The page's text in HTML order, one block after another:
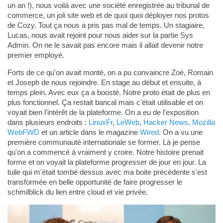
un an !), nous voilà avec une société enregistrée au tribunal de
commerce, un joli site web et de quoi quoi déployer nos protos
de Cozy. Tout ça nous a pris pas mal de temps. Un stagiaire,
Lucas, nous avait rejoint pour nous aider sur la partie Sys
Admin. On ne le savait pas encore mais il allait devenir notre
premier employé.
Forts de ce qu'on avait monté, on a pu convaincre Zoé, Romain
et Joseph de nous rejoindre. En stage au début et ensuite, à
temps plein. Avec eux ça a boosté. Notre proto était de plus en
plus fonctionnel. Ça restait bancal mais c'était utilisable et on
voyait bien l'intérêt de la plateforme. On a eu de l'exposition
dans plusieurs endroits : LinuxFr, LeWeb, Hacker News, Mozilla
WebFWD et un article dans le magazine Wired. On a vu une
première communauté internationale se former. Là je pense
qu'on a commencé à vraiment y croire. Notre histoire prenait
forme et on voyait la plateforme progresser de jour en jour. La
tuile qui m'était tombé dessus avec ma boite précédente s'est
transformée en belle opportunité de faire progresser le
schmilblick du lien entre cloud et vie privée.